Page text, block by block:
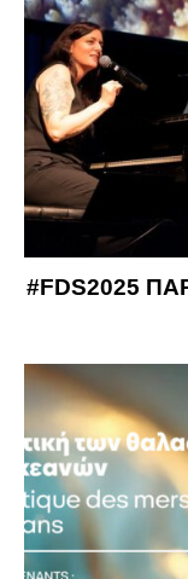
#FDS2025